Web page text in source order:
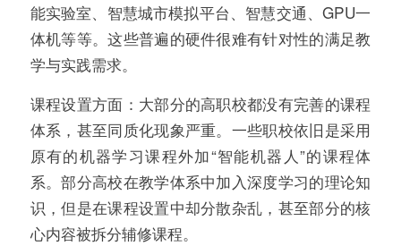
能实验室、智慧城市模拟平台、智慧交通、GPU一
体机等等。这些普遍的硬件很难有针对性的满足教
学与实践需求。
课程设置方面：大部分的高职校都没有完善的课程
体系，甚至同质化现象严重。一些职校依旧是采用
原有的机器学习课程外加“智能机器人”的课程体
系。部分高校在教学体系中加入深度学习的理论知
识，但是在课程设置中却分散杂乱，甚至部分的核
心内容被拆分辅修课程。